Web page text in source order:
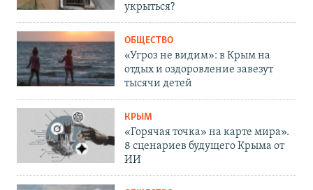
укрыться?
ОБЩЕСТВО
«Угроз не видим»: в Крым на
отдых и оздоровление завезут
тысячи детей
КРЫМ
«Горячая точка» на карте мира».
8 сценариев будущего Крыма от
ИИ